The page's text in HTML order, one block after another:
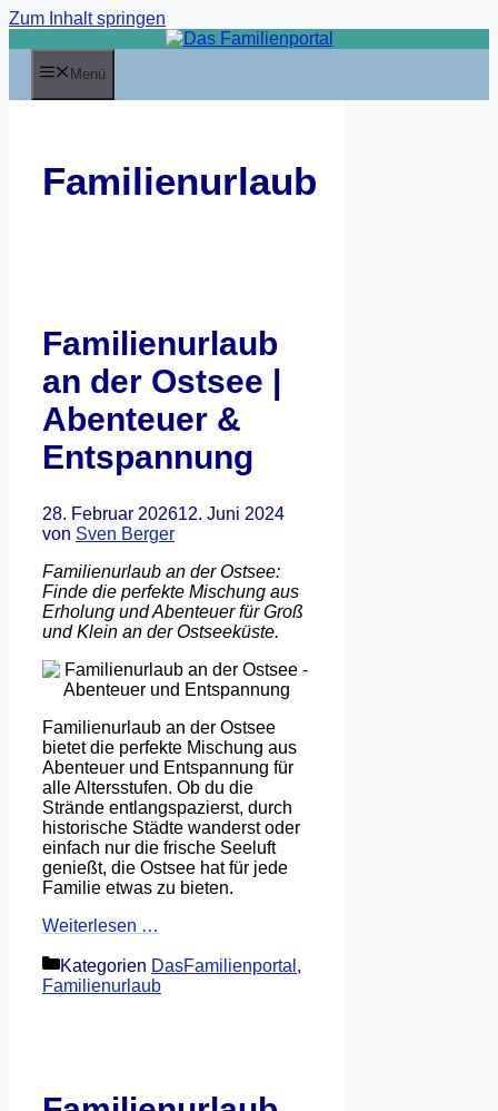
Zum Inhalt springen
Menü
Familienurlaub
Familienurlaub
an der Ostsee |
Abenteuer &
Entspannung
28. Februar 202612. Juni 2024
von Sven Berger
Familienurlaub an der Ostsee:
Finde die perfekte Mischung aus
Erholung und Abenteuer für Groß
und Klein an der Ostseeküste.
Familienurlaub an der Ostsee
bietet die perfekte Mischung aus
Abenteuer und Entspannung für
alle Altersstufen. Ob du die
Strände entlangspazierst, durch
historische Städte wanderst oder
einfach nur die frische Seeluft
genießt, die Ostsee hat für jede
Familie etwas zu bieten.
Weiterlesen …
Kategorien DasFamilienportal ,
Familienurlaub